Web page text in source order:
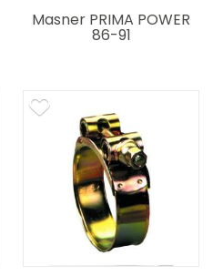
Masner PRIMA POWER
86-91